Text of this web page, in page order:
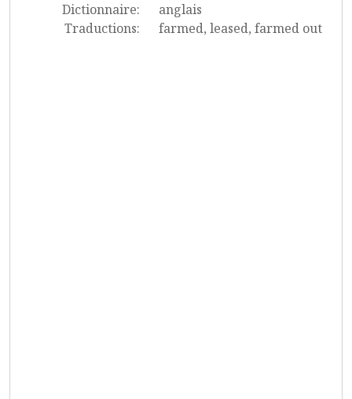
Dictionnaire:
anglais
Traductions:
farmed, leased, farmed out